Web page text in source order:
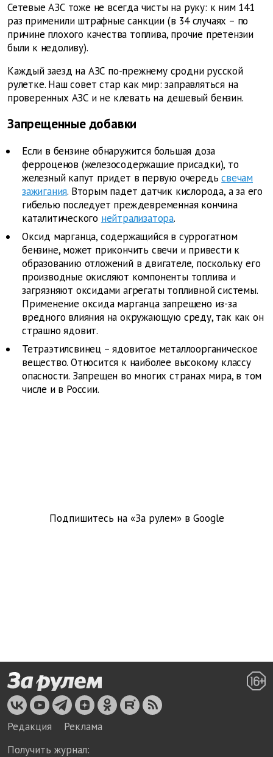
Сетевые АЗС тоже не всегда чисты на руку: к ним 141
раз применили штрафные санкции (в 34 случаях – по
причине плохого качества топлива, прочие претензии
были к недоливу).
Каждый заезд на АЗС по-прежнему сродни русской
рулетке. Наш совет стар как мир: заправляться на
проверенных АЗС и не клевать на дешевый бензин.
Запрещенные добавки
Если в бензине обнаружится большая доза
ферроценов (железосодержащие присадки), то
железный капут придет в первую очередь свечам
зажигания. Вторым падет датчик кислорода, а за его
гибелью последует преждевременная кончина
каталитического нейтрализатора.
Оксид марганца, содержащийся в суррогатном
бензине, может прикончить свечи и привести к
образованию отложений в двигателе, поскольку его
производные окисляют компоненты топлива и
загрязняют оксидами агрегаты топливной системы.
Применение оксида марганца запрещено из-за
вредного влияния на окружающую среду, так как он
страшно ядовит.
Тетраэтилсвинец – ядовитое металлоорганическое
вещество. Относится к наиболее высокому классу
опасности. Запрещен во многих странах мира, в том
числе и в России.
Подпишитесь на «За рулем» в Google
Редакция
Реклама
Получить журнал: